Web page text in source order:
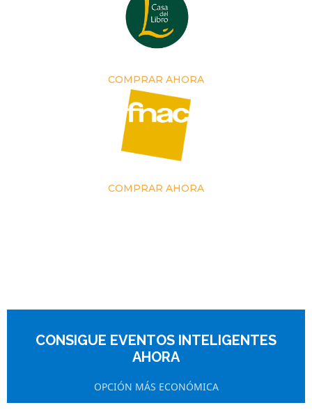
COMPRAR AHORA
COMPRAR AHORA
CONSIGUE EVENTOS INTELIGENTES
AHORA
OPCIÓN MÁS ECONÓMICA